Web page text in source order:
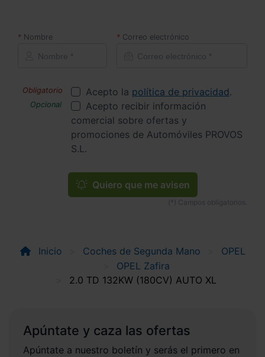
Nombre Correo electrónico
Acepto la política de privacidad.
Acepto recibir información
comercial sobre ofertas y
promociones de Automóviles PROVOS
S.L.
Quiero que me avisen
Inicio Coches de Segunda Mano
OPEL
OPEL Zafira
2.0 TD 132KW (180CV) AUTO XL
Apúntate y caza las ofertas
Apúntate a nuestro boletín y serás el primero en